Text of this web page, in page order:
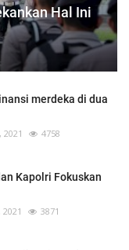
Hal Ini
merdeka di dua
2021 4758
Kapolri Fokuskan
3871